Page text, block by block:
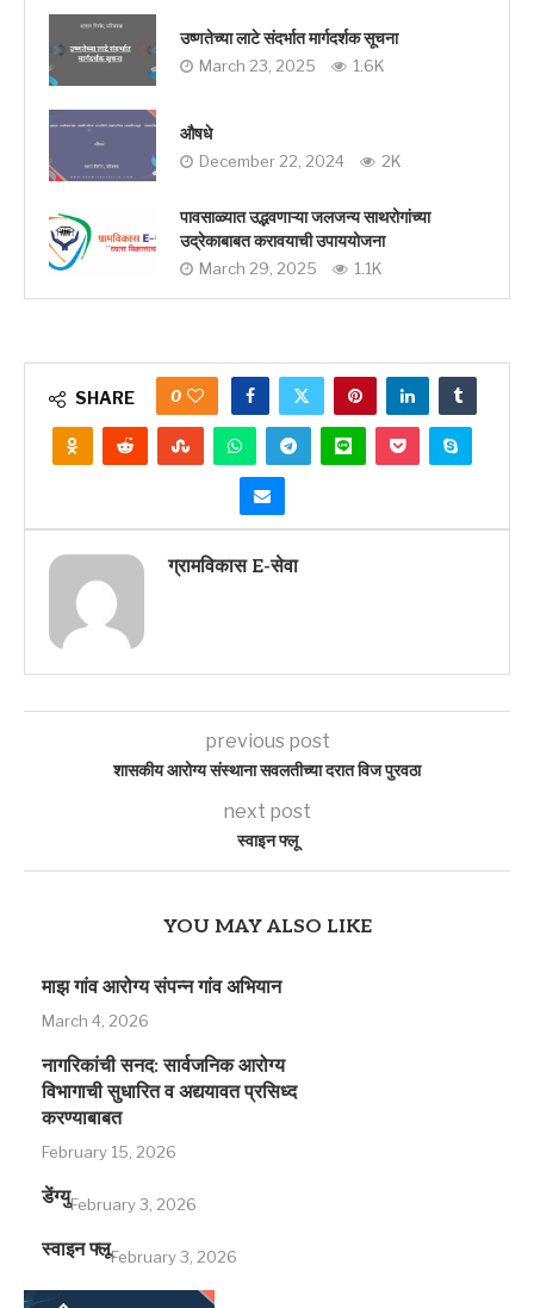
उष्णतेच्या लाटे संदर्भात मार्गदर्शक सूचना
March 23, 2025 1.6K
औषधे
December 22, 2024 2K
पावसाळ्यात उद्भवणाऱ्या जलजन्य साथरोगांच्या
उद्रेकाबाबत करावयाची उपाययोजना
March 29, 2025 1.1K
SHARE 0
ग्रामविकास E-सेवा
previous post
शासकीय आरोग्य संस्थाना सवलतीच्या दरात विज पुरवठा
next post
स्वाइन फ्लू
YOU MAY ALSO LIKE
माझ गांव आरोग्य संपन्न गांव अभियान
March 4, 2026
नागरिकांची सनद: सार्वजनिक आरोग्य
विभागाची सुधारित व अद्ययावत प्रसिध्द
करण्याबाबत
February 15, 2026
डेंग्युFebruary 3, 2026
स्वाइन फ्लूFebruary 3, 2026